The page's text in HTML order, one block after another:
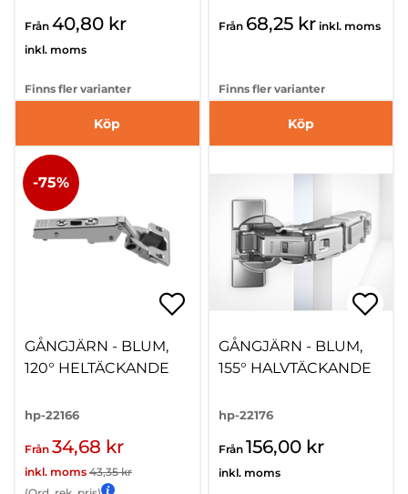
Från 40,80 kr
inkl. moms
Finns fler varianter
Köp
Från 68,25 kr inkl. moms
Finns fler varianter
Köp
-75%
GÅNGJÄRN - BLUM,
120° HELTÄCKANDE
hp-22166
Från 34,68 kr
inkl. moms 43,35 kr
GÅNGJÄRN - BLUM,
155° HALVTÄCKANDE
hp-22176
Från 156,00 kr
inkl. moms